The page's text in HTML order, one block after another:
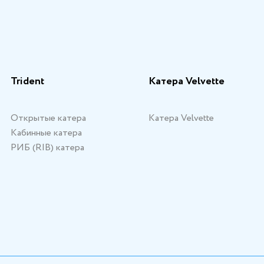
Trident
Открытые катера
Кабинные катера
РИБ (RIB) катера
Катера Velvette
Катера Velvette